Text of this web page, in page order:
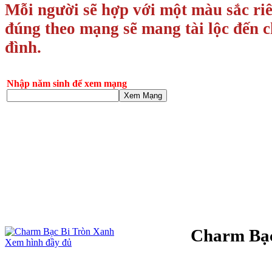
Mỗi người sẽ hợp với một màu sắc
đúng theo mạng sẽ mang tài lộc đến
đình.
Nhập năm sinh để xem mạng
Xem Mạng
Xem hình đầy đủ Charm